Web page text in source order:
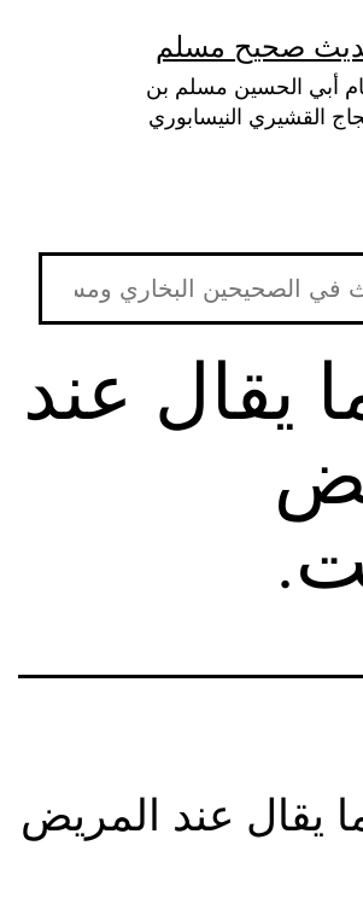
صحيح مسلم
أبي الحسين مسلم بن
القشيري النيسابوري
يقال عند
يقال عند المريض